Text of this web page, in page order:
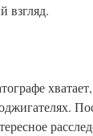
взгляд.